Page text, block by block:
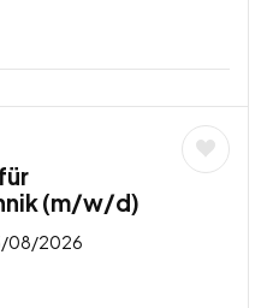
(m/w/d)
08/2026